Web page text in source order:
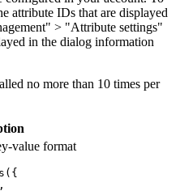
attribute IDs that are displayed
> "Attribute settings"
in the dialog information
no more than 10 times per
value format